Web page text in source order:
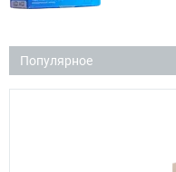
Популярное